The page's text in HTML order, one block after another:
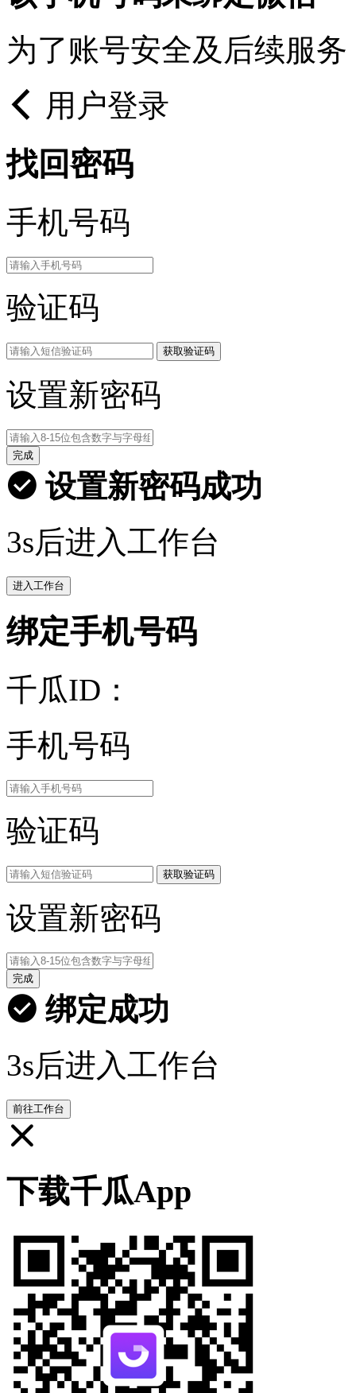
为了账号安全及后续服
用户登录
找回密码
手机号码
验证码
获取验证码
设置新密码
完成
设置新密码成功
3s后进入工作台
进入工作台
绑定手机号码
千瓜ID：
手机号码
验证码
获取验证码
设置新密码
完成
绑定成功
3s后进入工作台
前往工作台
下载千瓜App